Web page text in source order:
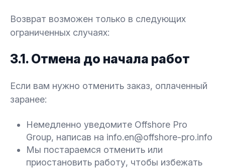
Возврат возможен только в следующих
ограниченных случаях:
3.1. Отмена до начала работ
Если вам нужно отменить заказ, оплаченный
заранее:
Немедленно уведомите Offshore Pro
Group, написав на info.en@offshore-pro.info
Мы постараемся отменить или
приостановить работу, чтобы избежать